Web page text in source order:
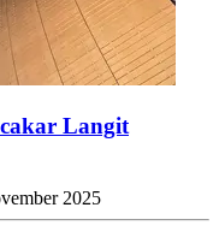
Langit
2025